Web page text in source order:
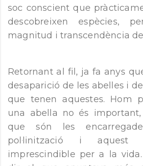
soc conscient que
descobreixen espècies,
magnitud i transcendència
Retornant al fil, ja fa anys
desaparició de les abelles i
que tenen aquestes. Hom
una abella no és
que són les
pol·linització i aquest
imprescindible per a la